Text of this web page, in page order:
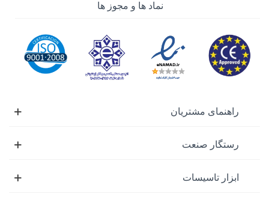
نماد ها و مجوز ها
راهنمای مشتریان
رستگار صنعت
ابزار تاسیسات